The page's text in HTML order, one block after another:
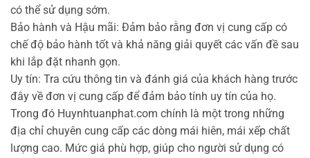
có thể sử dụng sớm.
Bảo hành và Hậu mãi: Đảm bảo rằng đơn vị cung cấp có
chế độ bảo hành tốt và khả năng giải quyết các vấn đề sau
khi lắp đặt nhanh gọn.
Uy tín: Tra cứu thông tin và đánh giá của khách hàng trước
đây về đơn vị cung cấp để đảm bảo tính uy tín của họ.
Trong đó Huynhtuanphat.com chính là một trong những
địa chỉ chuyên cung cấp các dòng mái hiên, mái xếp chất
lượng cao. Mức giá phù hợp, giúp cho người sử dụng có